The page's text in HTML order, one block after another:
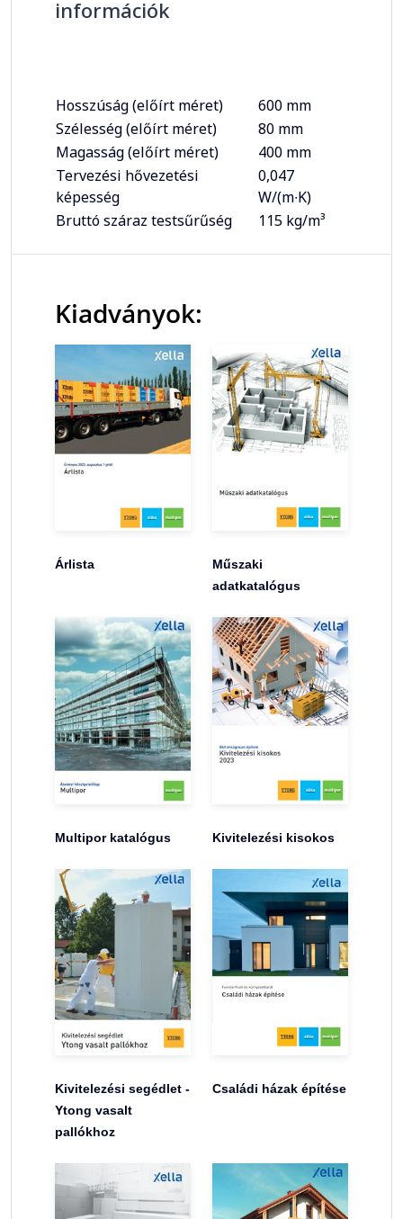
információk
Hosszúság (előírt méret)
600 mm
Szélesség (előírt méret)
80 mm
Magasság (előírt méret)
400 mm
Tervezési hővezetési
képesség
0,047
W/(m∙K)
Bruttó száraz testsűrűség
115 kg/m³
Kiadványok:
Árlista
Műszaki
adatkatalógus
Multipor katalógus Kivitelezési kisokos
Kivitelezési segédlet -
Ytong vasalt
pallókhoz
Családi házak építése